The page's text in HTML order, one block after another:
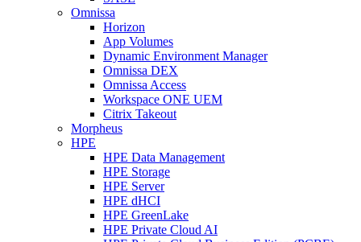
Omnissa
Horizon
App Volumes
Dynamic Environment Manager
Omnissa DEX
Omnissa Access
Workspace ONE UEM
Citrix Takeout
Morpheus
HPE
HPE Data Management
HPE Storage
HPE Server
HPE dHCI
HPE GreenLake
HPE Private Cloud AI